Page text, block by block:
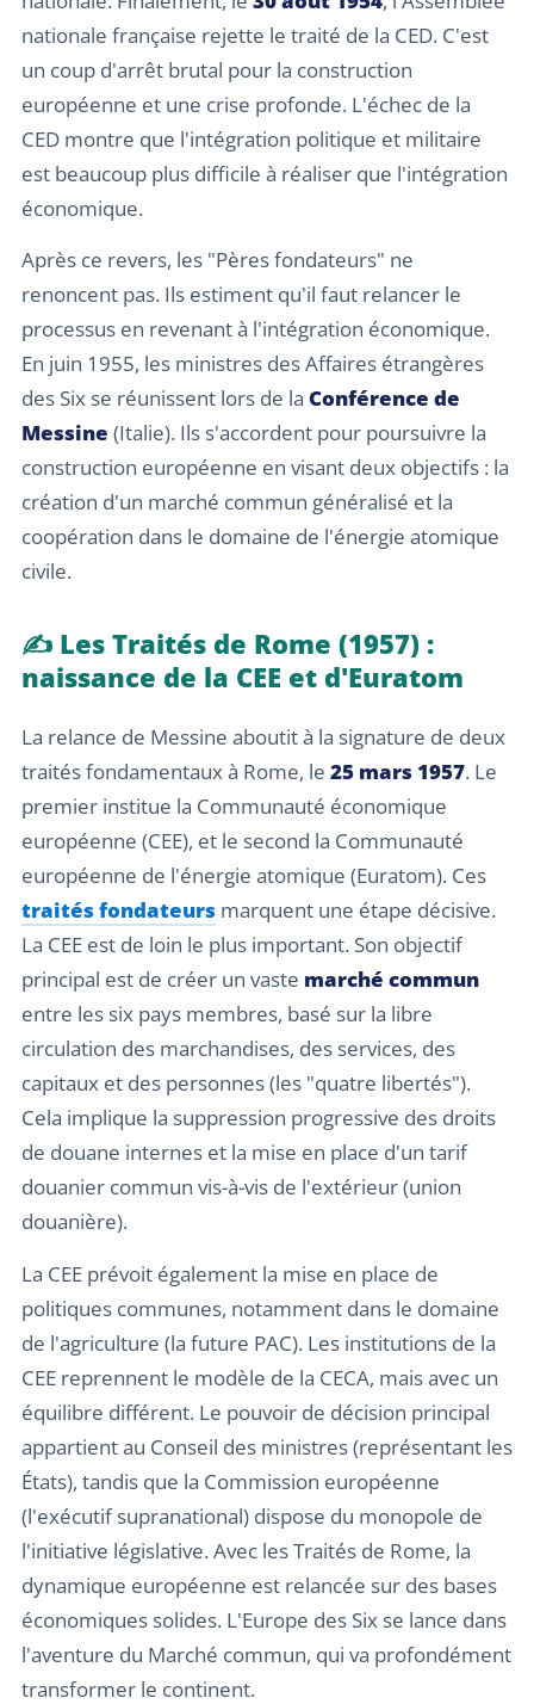
nationale française rejette le traité de la CED. C'est
un coup d'arrêt brutal pour la construction
européenne et une crise profonde. L'échec de la
CED montre que l'intégration politique et militaire
est beaucoup plus difficile à réaliser que l'intégration
économique.
Après ce revers, les "Pères fondateurs" ne
renoncent pas. Ils estiment qu'il faut relancer le
processus en revenant à l'intégration économique.
En juin 1955, les ministres des Affaires étrangères
des Six se réunissent lors de la Conférence de
Messine (Italie). Ils s'accordent pour poursuivre la
construction européenne en visant deux objectifs : la
création d'un marché commun généralisé et la
coopération dans le domaine de l'énergie atomique
civile.
✍️ Les Traités de Rome (1957) :
naissance de la CEE et d'Euratom
La relance de Messine aboutit à la signature de deux
traités fondamentaux à Rome, le 25 mars 1957. Le
premier institue la Communauté économique
européenne (CEE), et le second la Communauté
européenne de l'énergie atomique (Euratom). Ces
traités fondateurs marquent une étape décisive.
La CEE est de loin le plus important. Son objectif
principal est de créer un vaste marché commun
entre les six pays membres, basé sur la libre
circulation des marchandises, des services, des
capitaux et des personnes (les "quatre libertés").
Cela implique la suppression progressive des droits
de douane internes et la mise en place d'un tarif
douanier commun vis-à-vis de l'extérieur (union
douanière).
La CEE prévoit également la mise en place de
politiques communes, notamment dans le domaine
de l'agriculture (la future PAC). Les institutions de la
CEE reprennent le modèle de la CECA, mais avec un
équilibre différent. Le pouvoir de décision principal
appartient au Conseil des ministres (représentant les
États), tandis que la Commission européenne
(l'exécutif supranational) dispose du monopole de
l'initiative législative. Avec les Traités de Rome, la
dynamique européenne est relancée sur des bases
économiques solides. L'Europe des Six se lance dans
l'aventure du Marché commun, qui va profondément
transformer le continent.